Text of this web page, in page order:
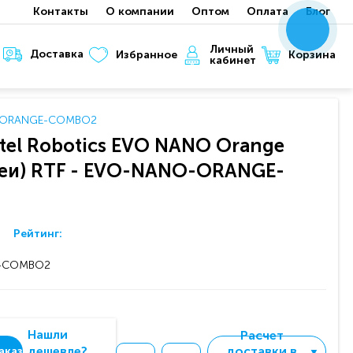
Контакты О компании Оптом Оплата Блог
Доставка Избранное
Личный
кабинет
Корзина
COMBO2
Robotics EVO NANO Orange
RTF - EVO-NANO-ORANGE-
Рейтинг:
Нашли
Расчет
xxx